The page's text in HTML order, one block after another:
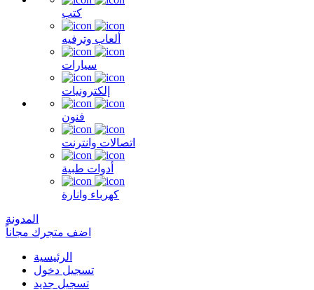
كتب
ألعاب وترفيه
سيارات
إلكترونيات
فنون
اتصالات وانترنت
أدوات طبية
كهرباء وانارة
المدونة
اضف متجرك مجاناً
الرئيسية
تسجيل دخول
تسجيل جديد